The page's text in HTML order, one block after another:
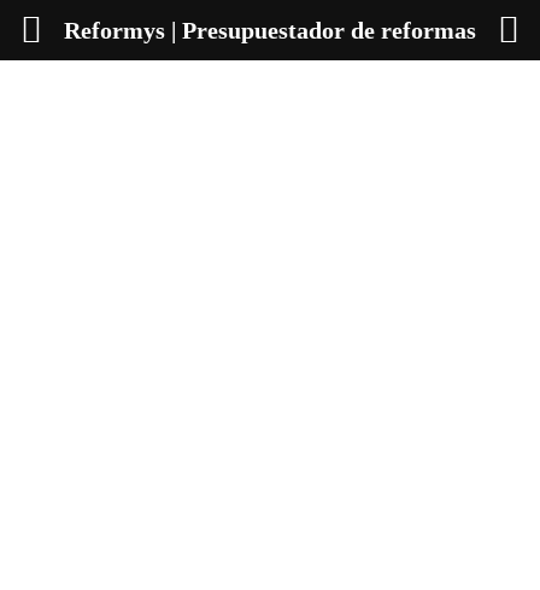
Reformys | Presupuestador de reformas